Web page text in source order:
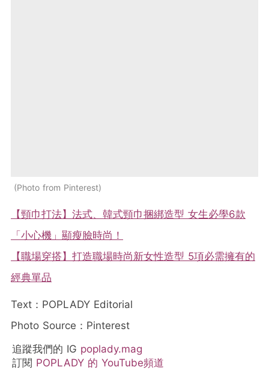
Photo from Pinterest
【頸巾打法】法式、韓式頸巾捆綁造型 女生必學6款
「小心機」顯瘦臉時尚！
【職場穿搭】打造職場時尚新女性造型 5項必需擁有的
經典單品
Text：POPLADY Editorial
Photo Source：Pinterest
追蹤我們的 IG poplady.mag
訂閱 POPLADY 的 YouTube頻道